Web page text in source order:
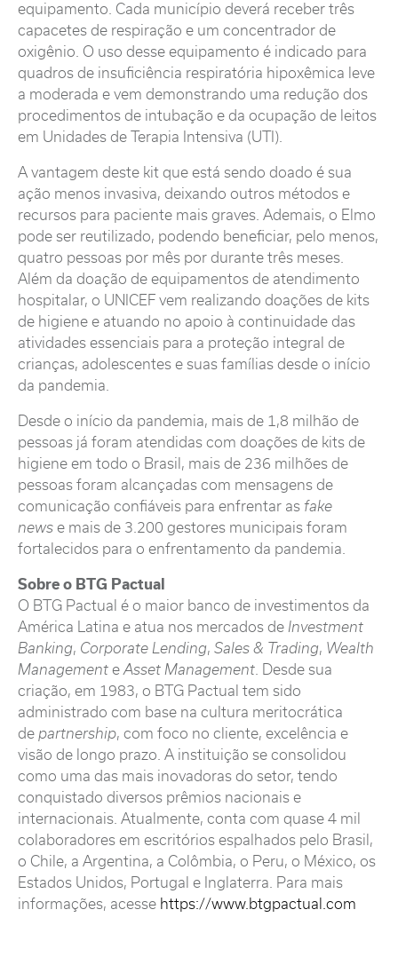
equipamento. Cada município deverá receber três
capacetes de respiração e um concentrador de
oxigênio. O uso desse equipamento é indicado para
quadros de insuficiência respiratória hipoxêmica leve
a moderada e vem demonstrando uma redução dos
procedimentos de intubação e da ocupação de leitos
em Unidades de Terapia Intensiva (UTI).
A vantagem deste kit que está sendo doado é sua
ação menos invasiva, deixando outros métodos e
recursos para paciente mais graves. Ademais, o Elmo
pode ser reutilizado, podendo beneficiar, pelo menos,
quatro pessoas por mês por durante três meses.
Além da doação de equipamentos de atendimento
hospitalar, o UNICEF vem realizando doações de kits
de higiene e atuando no apoio à continuidade das
atividades essenciais para a proteção integral de
crianças, adolescentes e suas famílias desde o início
da pandemia.
Desde o início da pandemia, mais de 1,8 milhão de
pessoas já foram atendidas com doações de kits de
higiene em todo o Brasil, mais de 236 milhões de
pessoas foram alcançadas com mensagens de
comunicação confiáveis para enfrentar as fake
news e mais de 3.200 gestores municipais foram
fortalecidos para o enfrentamento da pandemia.
Sobre o BTG Pactual
O BTG Pactual é o maior banco de investimentos da
América Latina e atua nos mercados de Investment
Banking, Corporate Lending, Sales & Trading, Wealth
Management eAsset Management. Desde sua
criação, em 1983, o BTG Pactual tem sido
administrado com base na cultura meritocrática
de partnership, com foco no cliente, excelência e
visão de longo prazo. A instituição se consolidou
como uma das mais inovadoras do setor, tendo
conquistado diversos prêmios nacionais e
internacionais. Atualmente, conta com quase 4 mil
colaboradores em escritórios espalhados pelo Brasil,
o Chile, a Argentina, a Colômbia, o Peru, o México, os
Estados Unidos, Portugal e Inglaterra. Para mais
informações, acesse https://www.btgpactual.com